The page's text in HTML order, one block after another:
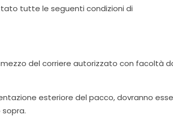
tutte le seguenti condizioni di
del corriere autorizzato con facoltà
esteriore del pacco, dovranno